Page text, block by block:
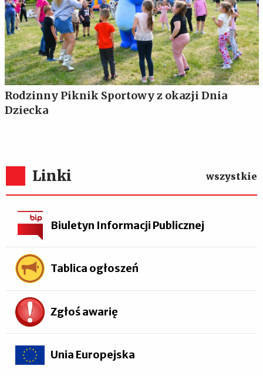
Rodzinny Piknik Sportowy z okazji Dnia
Dziecka
Linki wszystkie
Biuletyn Informacji Publicznej
Tablica ogłoszeń
Zgłoś awarię
Unia Europejska